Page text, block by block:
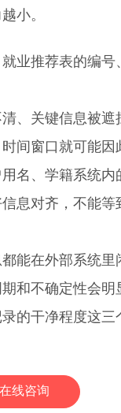
小。
业推荐表的编号
、关键信息被遮
间窗口就可能因
名、学籍系统内
息对齐，不能等
能在外部系统里
和不确定性会明
的干净程度这三
线咨询